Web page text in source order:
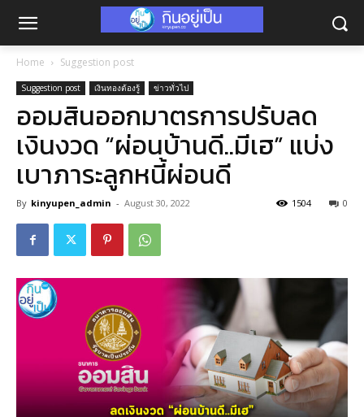
Home Suggestion post
Suggestion post เงินทองต้องรู้ ข่าวทั่วไป
ออมสินออกมาตรการปรับลด
เงินงวด “ผ่อนบ้านดี..มีเฮ” แบ่ง
เบาภาระลูกหนี้ผ่อนดี
By kinyupen_admin - August 30, 2022 0
1504